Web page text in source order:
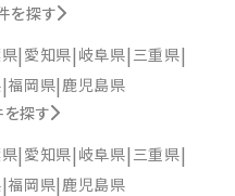
を探す
愛知県 岐阜県 三重県
福岡県 鹿児島県
探す
愛知県 岐阜県 三重県
福岡県 鹿児島県